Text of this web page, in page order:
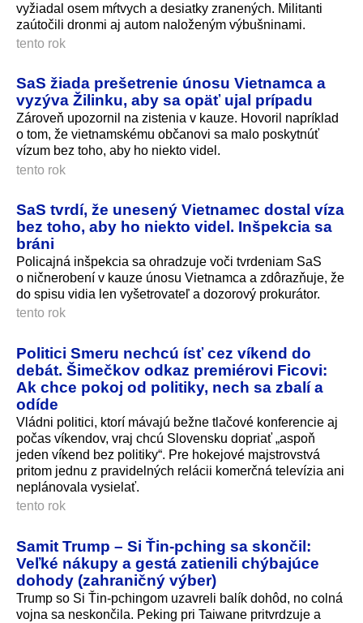
vyžiadal osem mŕtvych a desiatky zranených. Militanti
zaútočili dronmi aj autom naloženým výbušninami.
tento rok
SaS žiada prešetrenie únosu Vietnamca a
vyzýva Žilinku, aby sa opäť ujal prípadu
Zároveň upozornil na zistenia v kauze. Hovoril napríklad
o tom, že vietnamskému občanovi sa malo poskytnúť
vízum bez toho, aby ho niekto videl.
tento rok
SaS tvrdí, že unesený Vietnamec dostal víza
bez toho, aby ho niekto videl. Inšpekcia sa
bráni
Policajná inšpekcia sa ohradzuje voči tvrdeniam SaS
o ničnerobení v kauze únosu Vietnamca a zdôrazňuje, že
do spisu vidia len vyšetrovateľ a dozorový prokurátor.
tento rok
Politici Smeru nechcú ísť cez víkend do
debát. Šimečkov odkaz premiérovi Ficovi:
Ak chce pokoj od politiky, nech sa zbalí a
odíde
Vládni politici, ktorí mávajú bežne tlačové konferencie aj
počas víkendov, vraj chcú Slovensku dopriať „aspoň
jeden víkend bez politiky“. Pre hokejové majstrovstvá
pritom jednu z pravidelných relácii komerčná televízia ani
neplánovala vysielať.
tento rok
Samit Trump – Si Ťin-pching sa skončil:
Veľké nákupy a gestá zatienili chýbajúce
dohody (zahraničný výber)
Trump so Si Ťin-pchingom uzavreli balík dohôd, no colná
vojna sa neskončila. Peking pri Taiwane pritvrdzuje a